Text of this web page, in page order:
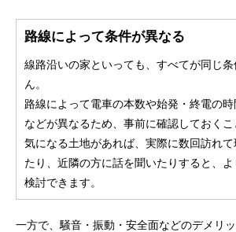
路線によって条件が異なる
線路沿いの家といっても、すべてが同じ
ん。
路線によって電車の本数や始発・終電の
などが異なるため、事前に確認しておくこ
気になる土地があれば、実際に数回訪れ
たり、近隣の方に話を聞いたりすると、
検討できます。
一方で、騒音・振動・安全面などのデメリ